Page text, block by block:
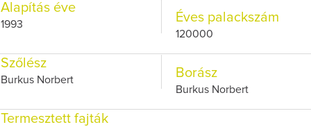
Alapítás éve
1993 Éves palackszám
120000
Szőlész
Burkus Norbert Borász
Burkus Norbert
Termesztett fajták